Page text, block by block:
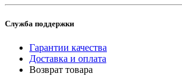
Служба поддержки
Гарантии качества
Доставка и оплата
Возврат товара